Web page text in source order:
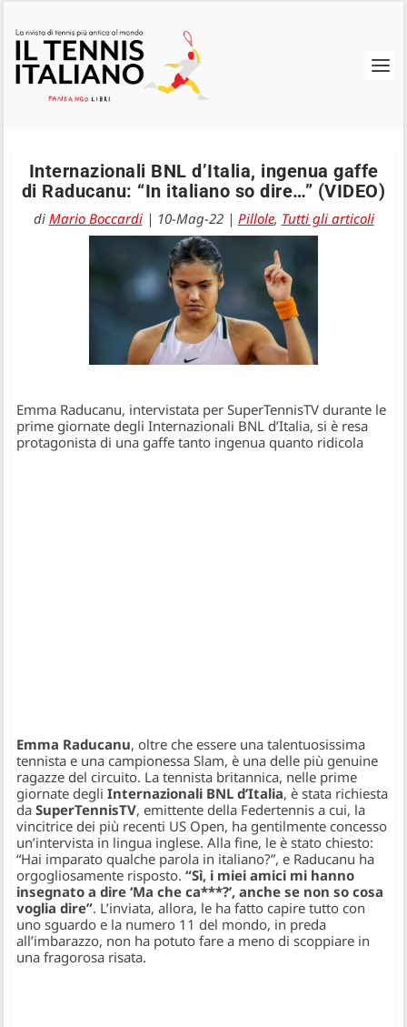
Internazionali BNL d’Italia, ingenua gaffe
di Raducanu: “In italiano so dire…” (VIDEO)
di Mario Boccardi| 10-Mag-22| Pillole, Tutti gli articoli
Emma Raducanu, intervistata per SuperTennisTV durante le
prime giornate degli Internazionali BNL d’Italia, si è resa
protagonista di una gaffe tanto ingenua quanto ridicola
Emma Raducanu, oltre che essere una talentuosissima
tennista e una campionessa Slam, è una delle più genuine
ragazze del circuito. La tennista britannica, nelle prime
giornate degliInternazionali BNL d’Italia, è stata richiesta
daSuperTennisTV, emittente della Federtennis a cui, la
vincitrice dei più recenti US Open, ha gentilmente concesso
un’intervista in lingua inglese. Alla fine, le è stato chiesto:
“Hai imparato qualche parola in italiano?”, e Raducanu ha
orgogliosamente risposto.“Sì, i miei amici mi hanno
insegnato a dire ‘Ma che ca***?’, anche se non so cosa
voglia dire”. L’inviata, allora, le ha fatto capire tutto con
uno sguardo e la numero 11 del mondo, in preda
all’imbarazzo, non ha potuto fare a meno di scoppiare in
una fragorosa risata.